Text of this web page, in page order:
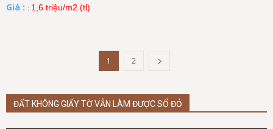
Giá : : 1,6 triệu/m2 (tl)
1 2
ĐẤT KHÔNG GIẤY TỜ VẪN LÀM ĐƯỢC SỔ ĐỎ